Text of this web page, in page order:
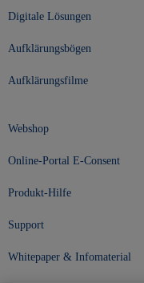
Digitale Lösungen
Aufklärungsbögen
Aufklärungsfilme
Webshop
Online-Portal E-Consent
Produkt-Hilfe
Support
Whitepaper & Infomaterial